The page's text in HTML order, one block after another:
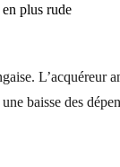
plus rude
L’acquéreur
baisse des